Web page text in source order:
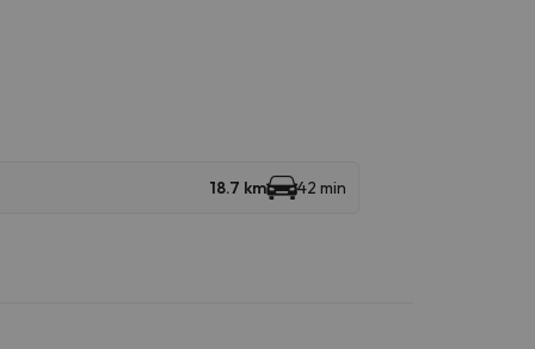
18.7 km 42 min